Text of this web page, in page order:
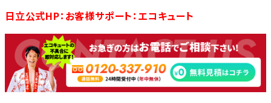
日立公式HP：お客様サポート：エコキュート